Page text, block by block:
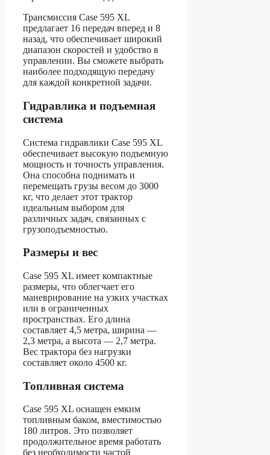
Трансмиссия Case 595 XL
предлагает 16 передач вперед и 8
назад, что обеспечивает широкий
диапазон скоростей и удобство в
управлении. Вы сможете выбрать
наиболее подходящую передачу
для каждой конкретной задачи.
Гидравлика и подъемная
система
Система гидравлики Case 595 XL
обеспечивает высокую подъемную
мощность и точность управления.
Она способна поднимать и
перемещать грузы весом до 3000
кг, что делает этот трактор
идеальным выбором для
различных задач, связанных с
грузоподъемностью.
Размеры и вес
Case 595 XL имеет компактные
размеры, что облегчает его
маневрирование на узких участках
или в ограниченных
пространствах. Его длина
составляет 4,5 метра, ширина —
2,3 метра, а высота — 2,7 метра.
Вес трактора без нагрузки
составляет около 4500 кг.
Топливная система
Case 595 XL оснащен емким
топливным баком, вместимостью
180 литров. Это позволяет
продолжительное время работать
без необходимости частой